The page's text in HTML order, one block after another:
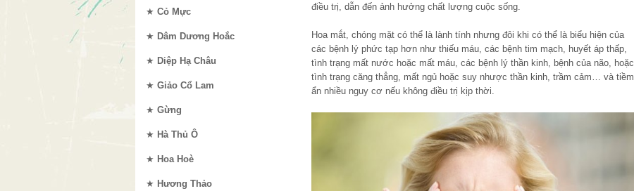
điều trị, dẫn đến ảnh hưởng chất lượng cuộc sống.
Hoa mắt, chóng mặt có thể là lành tính nhưng đôi khi có thể là biểu hiện của
các bệnh lý phức tạp hơn như thiếu máu, các bệnh tim mạch, huyết áp thấp,
tình trạng mất nước hoặc mất máu, các bệnh lý thần kinh, bệnh của não, hoặc
tình trạng căng thẳng, mất ngủ hoặc suy nhược thần kinh, trầm cảm… và tiềm
ẩn nhiều nguy cơ nếu không điều trị kịp thời.
★ Cỏ Mực
★ Dâm Dương Hoắc
★ Diệp Hạ Châu
★ Giảo Cổ Lam
★ Gừng
★ Hà Thủ Ô
★ Hoa Hoè
★ Hương Thảo